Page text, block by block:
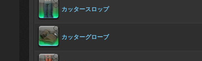
カッタースロップ
カッターグローブ